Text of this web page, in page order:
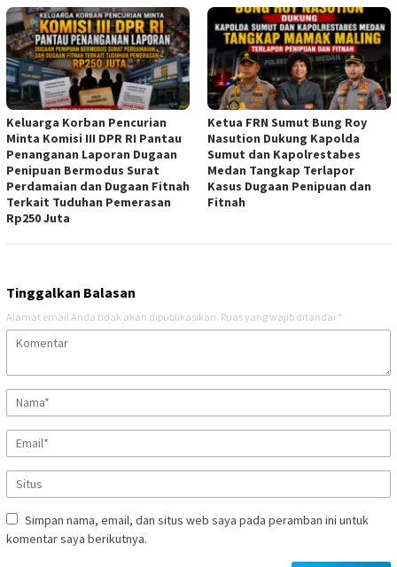
Keluarga Korban Pencurian
Minta Komisi III DPR RI Pantau
Penanganan Laporan Dugaan
Penipuan Bermodus Surat
Perdamaian dan Dugaan Fitnah
Terkait Tuduhan Pemerasan
Rp250 Juta
Ketua FRN Sumut Bung Roy
Nasution Dukung Kapolda
Sumut dan Kapolrestabes
Medan Tangkap Terlapor
Kasus Dugaan Penipuan dan
Fitnah
Tinggalkan Balasan
Alamat email Anda tidak akan dipublikasikan. Ruas yang wajib ditandai *
Simpan nama, email, dan situs web saya pada peramban ini untuk
komentar saya berikutnya.